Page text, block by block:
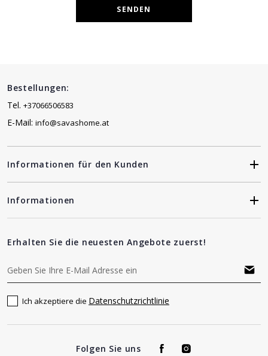
SENDEN
Bestellungen:
Tel. +37066506583
E-Mail: info@savashome.at
Informationen für den Kunden
Informationen
Erhalten Sie die neuesten Angebote zuerst!
Ich akzeptiere die Datenschutzrichtlinie
Folgen Sie uns